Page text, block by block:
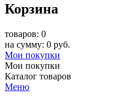
Корзина
товаров: 0
на сумму: 0 руб.
Мои покупки
Мои покупки
Каталог товаров
Меню